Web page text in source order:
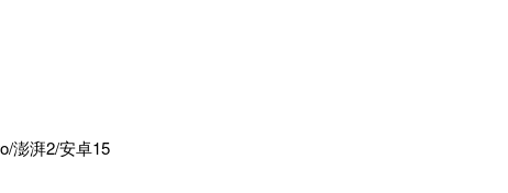
澎湃2/安卓15